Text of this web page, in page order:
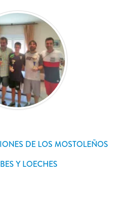
DE LOS MOSTOLEÑOS
Y LOECHES